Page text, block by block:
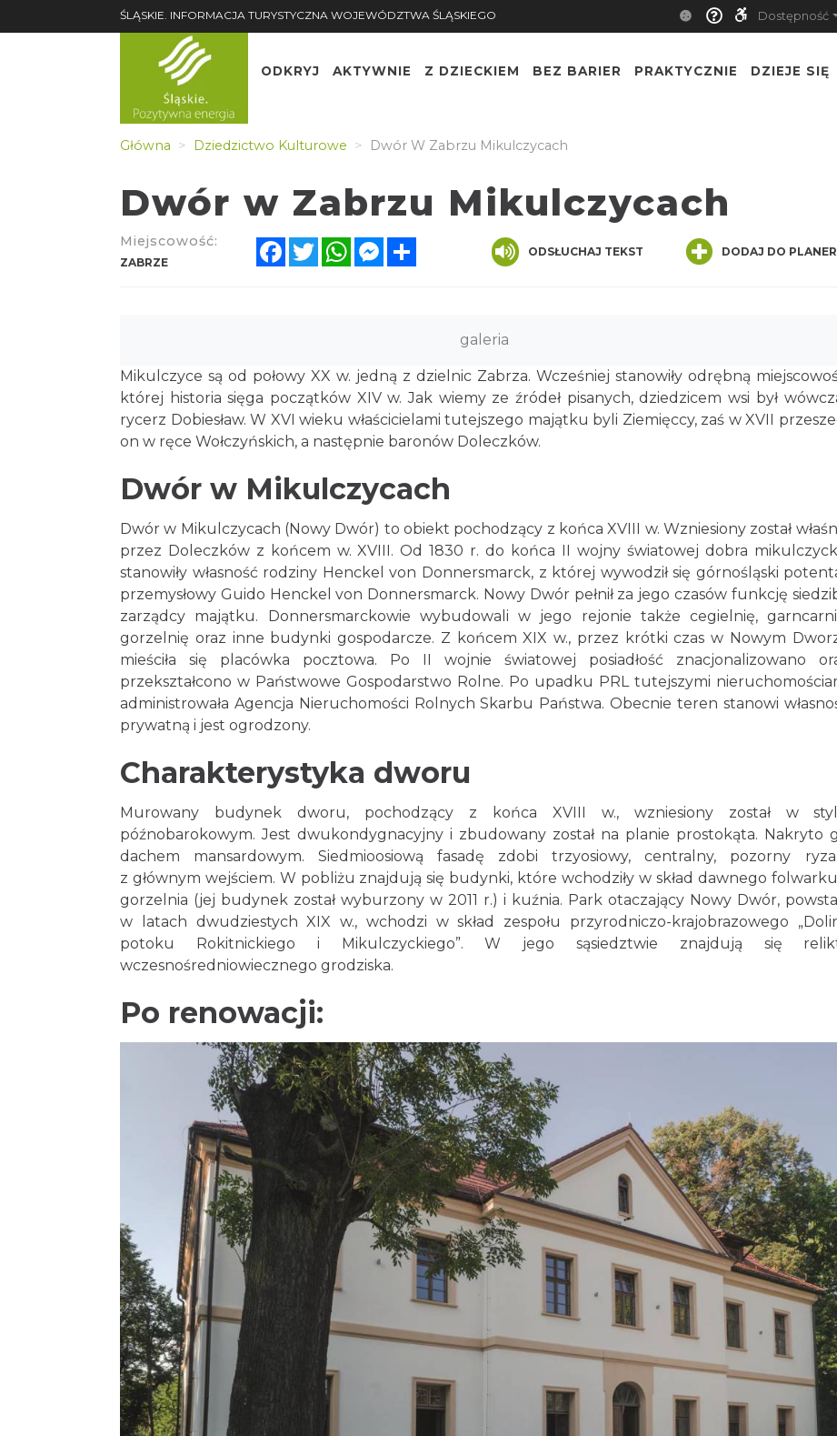
ŚLĄSKIE. INFORMACJA TURYSTYCZNA WOJEWÓDZTWA ŚLĄSKIEGO Dostępność
ODKRYJ AKTYWNIE Z DZIECKIEM BEZ BARIER PRAKTYCZNIE DZIEJE SIĘ
Główna Dziedzictwo Kulturowe Dwór W Zabrzu Mikulczycach
Dwór w Zabrzu Mikulczycach
Miejscowość:
ZABRZE
FacebookTwitterWhatsAppMessenger ODSŁUCHAJ TEKST DODAJ DO
galeria
Mikulczyce są od połowy XX w. jedną z dzielnic Zabrza. Wcześniej stanowiły odrębną
której historia sięga początków XIV w. Jak wiemy ze źródeł pisanych, dziedzicem wsi był
rycerz Dobiesław. W XVI wieku właścicielami tutejszego majątku byli Ziemięccy, zaś w XVII
on w ręce Wołczyńskich, a następnie baronów Doleczków.
Dwór w Mikulczycach
Dwór w Mikulczycach (Nowy Dwór) to obiekt pochodzący z końca XVIII w. Wzniesiony został
przez Doleczków z końcem w. XVIII. Od 1830 r. do końca II wojny światowej dobra
stanowiły własność rodziny Henckel von Donnersmarck, z której wywodził się górnośląski
przemysłowy Guido Henckel von Donnersmarck. Nowy Dwór pełnił za jego czasów funkcję
zarządcy majątku. Donnersmarckowie wybudowali w jego rejonie także cegielnię,
gorzelnię oraz inne budynki gospodarcze. Z końcem XIX w., przez krótki czas w Nowym
mieściła się placówka pocztowa. Po II wojnie światowej posiadłość znacjonalizowano
przekształcono w Państwowe Gospodarstwo Rolne. Po upadku PRL tutejszymi
administrowała Agencja Nieruchomości Rolnych Skarbu Państwa. Obecnie teren stanowi
prywatną i jest ogrodzony.
Charakterystyka dworu
Murowany budynek dworu, pochodzący z końca XVIII w., wzniesiony został w
późnobarokowym. Jest dwukondygnacyjny i zbudowany został na planie prostokąta. Nakryto
dachem mansardowym. Siedmioosiową fasadę zdobi trzyosiowy, centralny, pozorny
z głównym wejściem. W pobliżu znajdują się budynki, które wchodziły w skład dawnego
gorzelnia (jej budynek został wyburzony w 2011 r.) i kuźnia. Park otaczający Nowy Dwór,
w latach dwudziestych XIX w., wchodzi w skład zespołu przyrodniczo-krajobrazowego
potoku Rokitnickiego i Mikulczyckiego”. W jego sąsiedztwie znajdują się
wczesnośredniowiecznego grodziska.
Po renowacji: